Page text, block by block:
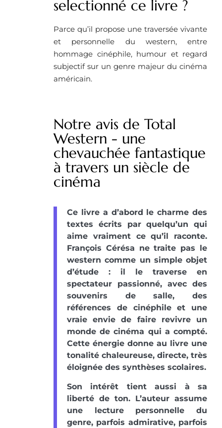
selectionné ce livre ?
Parce qu’il propose une traversée vivante
et personnelle du western, entre
hommage cinéphile, humour et regard
subjectif sur un genre majeur du cinéma
américain.
Notre avis de Total
Western - une
chevauchée fantastique
à travers un siècle de
cinéma
Ce livre a d’abord le charme des
textes écrits par quelqu’un qui
aime vraiment ce qu’il raconte.
François Cérésa ne traite pas le
western comme un simple objet
d’étude : il le traverse en
spectateur passionné, avec des
souvenirs de salle, des
références de cinéphile et une
vraie envie de faire revivre un
monde de cinéma qui a compté.
Cette énergie donne au livre une
tonalité chaleureuse, directe, très
éloignée des synthèses scolaires.
Son intérêt tient aussi à sa
liberté de ton. L’auteur assume
une lecture personnelle du
genre, parfois admirative, parfois